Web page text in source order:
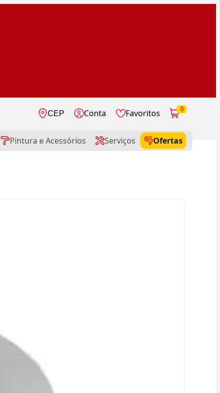
CEP Conta Favoritos 0
Pintura e Acessórios Serviços
Ofertas